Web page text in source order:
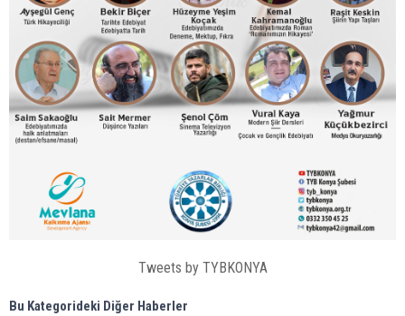
Tweets by TYBKONYA
Bu Kategorideki Diğer Haberler